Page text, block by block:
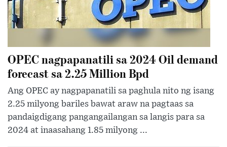
OPEC nagpapanatili sa 2024 Oil demand
forecast sa 2.25 Million Bpd
Ang OPEC ay nagpapanatili sa paghula nito ng isang
2.25 milyong bariles bawat araw na pagtaas sa
pandaigdigang pangangailangan sa langis para sa
2024 at inaasahang 1.85 milyong ...